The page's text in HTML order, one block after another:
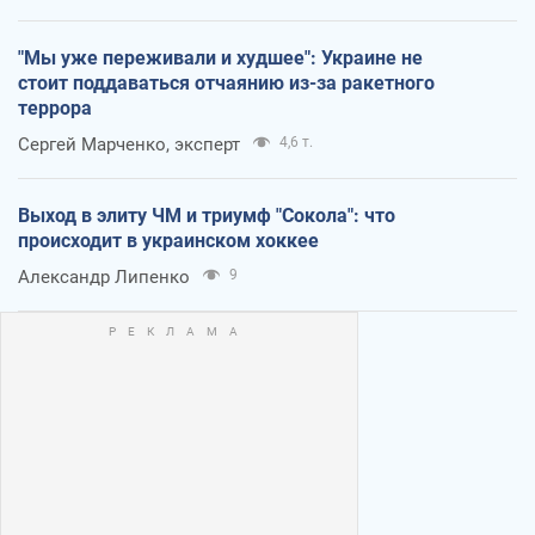
"Мы уже переживали и худшее": Украине не
стоит поддаваться отчаянию из-за ракетного
террора
Сергей Марченко, эксперт 4,6 т.
Выход в элиту ЧМ и триумф "Сокола": что
происходит в украинском хоккее
Александр Липенко 9